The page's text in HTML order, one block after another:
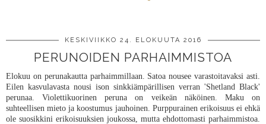
KESKIVIIKKO 24. ELOKUUTA 2016
PERUNOIDEN PARHAIMMISTOA
Elokuu on perunakautta parhaimmillaan. Satoa nousee varastoitavaksi asti.
Eilen kasvulavasta nousi ison sinkkiämpärillisen verran 'Shetland Black'
perunaa. Violettikuorinen peruna on veikeän näköinen. Maku on
suhteellisen mieto ja koostumus jauhoinen. Purppurainen erikoisuus ei ehkä
ole suosikkini erikoisuuksien joukossa, mutta ehdottomasti parhaimmistoa.